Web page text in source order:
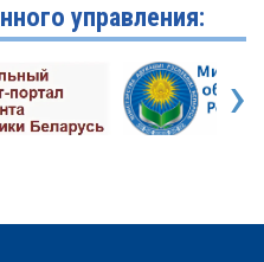
управления:
›